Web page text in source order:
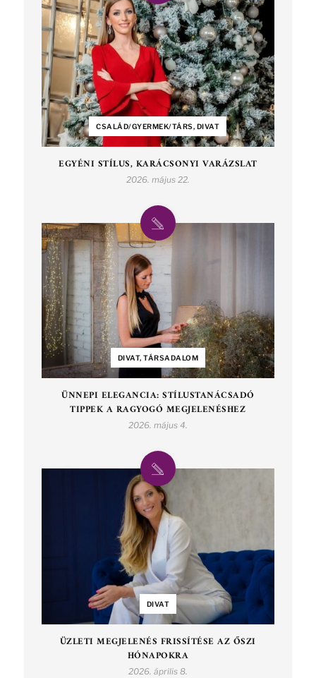
CSALÁD/GYERMEK/TÁRS, DIVAT
EGYÉNI STÍLUS, KARÁCSONYI VARÁZSLAT
2026. május 22.
DIVAT, TÁRSADALOM
ÜNNEPI ELEGANCIA: STÍLUSTANÁCSADÓ
TIPPEK A RAGYOGÓ MEGJELENÉSHEZ
2026. május 4.
DIVAT
ÜZLETI MEGJELENÉS FRISSÍTÉSE AZ ŐSZI
HÓNAPOKRA
2026. április 8.